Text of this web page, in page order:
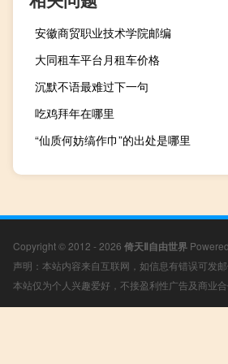
安徽商贸职业技术学院邮编
大同租车平台月租车价格
沉默不语最难过下一句
吃鸡拜年在哪里
“仙质何妨缟作巾”的出处是哪里
Copyright © 2012 - 2026 倚天Ⅱ自由世界
声明：本站内容来自互联网，如信息有错误可发
本站仅为个人兴趣爱好，不接盈利性广告及商业